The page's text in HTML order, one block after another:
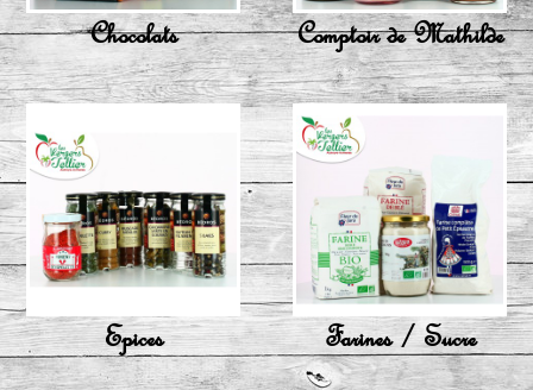
Chocolats Comptoir de Mathilde
Epices Farines / Sucre